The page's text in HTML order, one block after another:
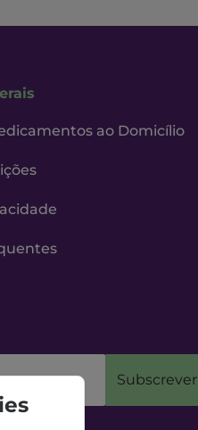
ao Domicílio
Subscrever